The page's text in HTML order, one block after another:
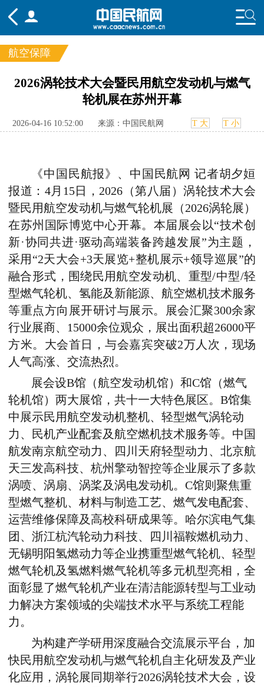
频道
要闻 国内 国际
航图 智库 专题 舆情
航空保障
2026涡轮技术大会暨民用航空发动机与燃气
轮机展在苏州开幕
2026-04-16 10:52:00 来源：中国民航网 T 大 T 小
《中国民航报》、中国民航网 记者胡夕姮
报道：4月15日，2026（第八届）涡轮技术大会
暨民用航空发动机与燃气轮机展（2026涡轮展）
在苏州国际博览中心开幕。本届展会以“技术创
新·协同共进·驱动高端装备跨越发展”为主题，
采用“2天大会+3天展览+整机展示+领导巡展”的
融合形式，围绕民用航空发动机、重型/中型/轻
型燃气轮机、氢能及新能源、航空燃机技术服务
等重点方向展开研讨与展示。展会汇聚300余家
行业展商、15000余位观众，展出面积超26000平
方米。大会首日，与会嘉宾突破2万人次，现场
人气高涨、交流热烈。
展会设B馆（航空发动机馆）和C馆（燃气
轮机馆）两大展馆，共十一大特色展区。B馆集
中展示民用航空发动机整机、轻型燃气涡轮动
力、民机产业配套及航空燃机技术服务等。中国
航发南京航空动力、四川天府轻型动力、北京航
天三发高科技、杭州擎动智控等企业展示了多款
涡喷、涡扇、涡桨及涡电发动机。C馆则聚焦重
型燃气整机、材料与制造工艺、燃气发电配套、
运营维修保障及高校科研成果等。哈尔滨电气集
团、浙江杭汽轮动力科技、四川福鞍燃机动力、
无锡明阳氢燃动力等企业携重型燃气轮机、轻型
燃气轮机及氢燃料燃气轮机等多元机型亮相，全
面彰显了燃气轮机产业在清洁能源转型与工业动
力解决方案领域的尖端技术水平与系统工程能
力。
为构建产学研用深度融合交流展示平台，加
快民用航空发动机与燃气轮机自主化研发及产业
化应用，涡轮展同期举行2026涡轮技术大会，设